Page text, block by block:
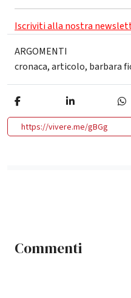
Iscriviti alla nostra
ARGOMENTI
cronaca,articolo, barbara
https://vivere.me/gBGg
Commenti